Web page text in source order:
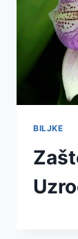
BILJKE